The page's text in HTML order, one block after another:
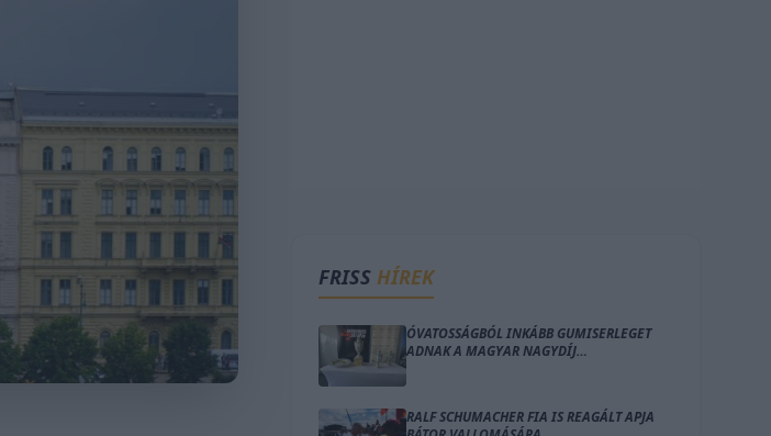
FRISS HÍREK
ÓVATOSSÁGBÓL INKÁBB GUMISERLEGET
ADNAK A MAGYAR NAGYDÍJ
DOBOGÓSAINAK?
RALF SCHUMACHER FIA IS REAGÁLT APJA